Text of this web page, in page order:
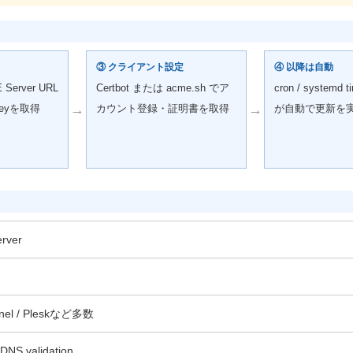
Server URL
を取得
→
③ クライアント設定
Certbot または acme.sh でア
カウント登録・証明書を取得
→
④ 以降は自動
cron / systemd
が自動で更新を
/ Pleskなど多数